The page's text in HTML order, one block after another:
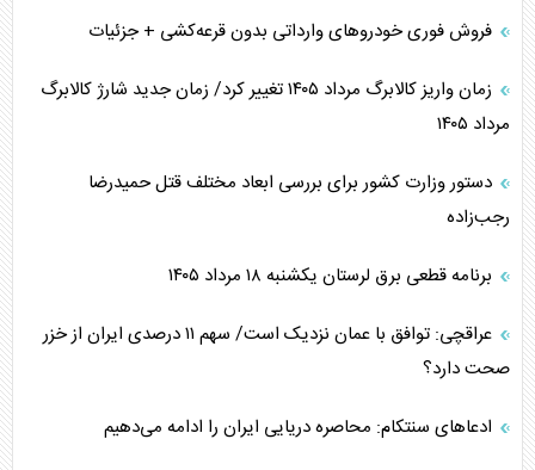
فروش فوری خودرو‌های وارداتی بدون قرعه‌کشی + جزئیات
زمان واریز کالابرگ مرداد ۱۴۰۵ تغییر کرد/ زمان جدید شارژ کالابرگ
مرداد ۱۴۰۵
دستور وزارت کشور برای بررسی ابعاد مختلف قتل حمیدرضا
رجب‌زاده
برنامه قطعی برق لرستان یکشنبه ۱۸ مرداد ۱۴۰۵
عراقچی: توافق با عمان نزدیک است/ سهم ۱۱ درصدی ایران از خزر
صحت دارد؟
ادعا‌های سنتکام: محاصره دریایی ایران را ادامه می‌دهیم